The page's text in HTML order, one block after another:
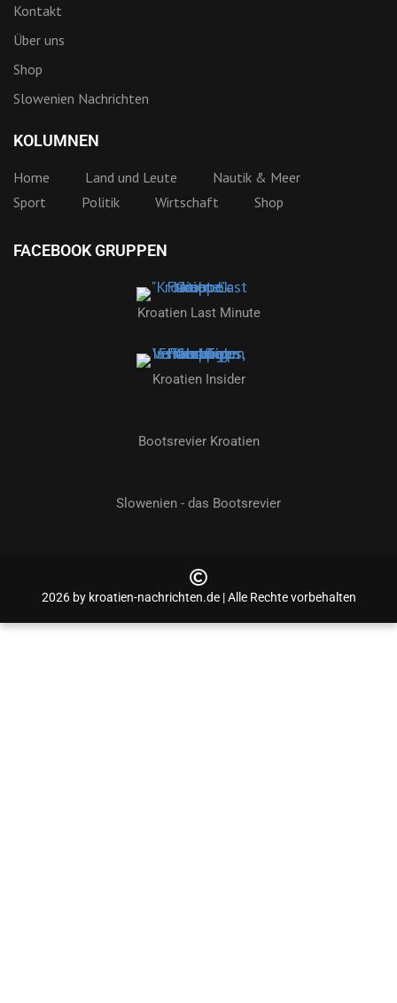
Kontakt
Über uns
Shop
Slowenien Nachrichten
KOLUMNEN
Home Land und Leute
Nautik & Meer
Sport
Politik Wirtschaft Shop
FACEBOOK GRUPPEN
Kroatien Last Minute
Kroatien Insider
Bootsrevier Kroatien
Slowenien - das Bootsrevier
2026 by kroatien-nachrichten.de | Alle Rechte vorbehalten